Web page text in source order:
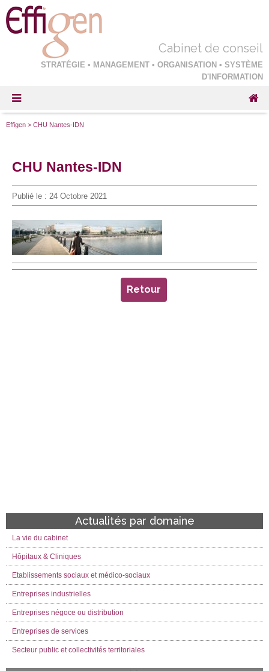
Cabinet de conseil
STRATÉGIE • MANAGEMENT • ORGANISATION • SYSTÈME
D'INFORMATION
Effigen > CHU Nantes-IDN
CHU Nantes-IDN
Publié le : 24 Octobre 2021
Retour
Actualités par domaine
La vie du cabinet
Hôpitaux & Cliniques
Etablissements sociaux et médico-sociaux
Entreprises industrielles
Entreprises négoce ou distribution
Entreprises de services
Secteur public et collectivités territoriales